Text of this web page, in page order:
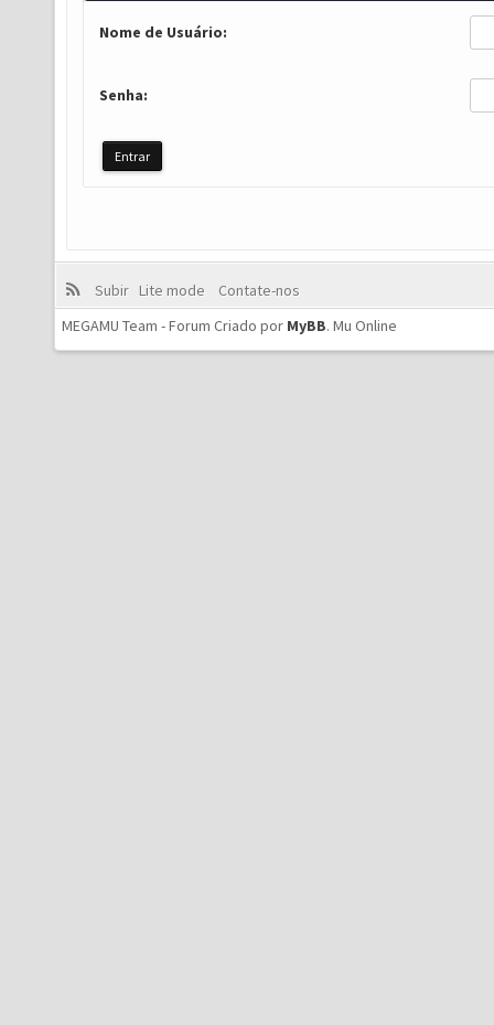
Nome de Usuário:
Senha:
Subir Lite mode
Contate-nos
MEGAMU Team - Forum Criado por MyBB. Mu Online